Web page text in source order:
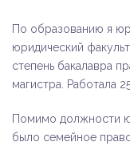
По образованию я
юридический
степень бакалавра
магистра. Работала
Помимо должности
было семейное